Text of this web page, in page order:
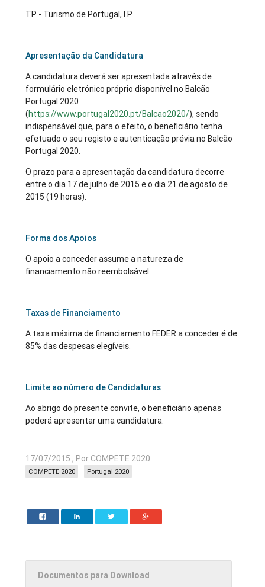
TP - Turismo de Portugal, I.P.
Apresentação da Candidatura
A candidatura deverá ser apresentada através de
formulário eletrónico próprio disponível no Balcão
Portugal 2020
(https://www.portugal2020.pt/Balcao2020/), sendo
indispensável que, para o efeito, o beneficiário tenha
efetuado o seu registo e autenticação prévia no Balcão
Portugal 2020.
O prazo para a apresentação da candidatura decorre
entre o dia 17 de julho de 2015 e o dia 21 de agosto de
2015 (19 horas).
Forma dos Apoios
O apoio a conceder assume a natureza de
financiamento não reembolsável.
Taxas de Financiamento
A taxa máxima de financiamento FEDER a conceder é de
85% das despesas elegíveis.
Limite ao número de Candidaturas
Ao abrigo do presente convite, o beneficiário apenas
poderá apresentar uma candidatura.
17/07/2015 , Por COMPETE 2020
Portugal 2020
COMPETE 2020
Documentos para Download